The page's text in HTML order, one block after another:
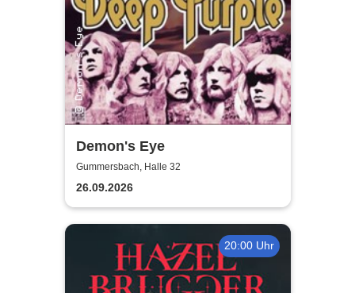
Demon's Eye
Gummersbach, Halle 32
26.09.2026
20:00 Uhr